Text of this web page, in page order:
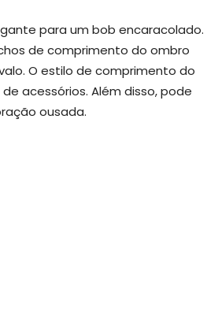
para um bob encaracolado.
de comprimento do ombro
O estilo de comprimento do
acessórios. Além disso, pode
ousada.